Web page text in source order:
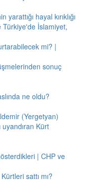
hayal kırıklığı
İslamiyet,
mi? |
sonuç
ne oldu?
(Yergetyan)
Kürt
| CHP ve
sattı mı?